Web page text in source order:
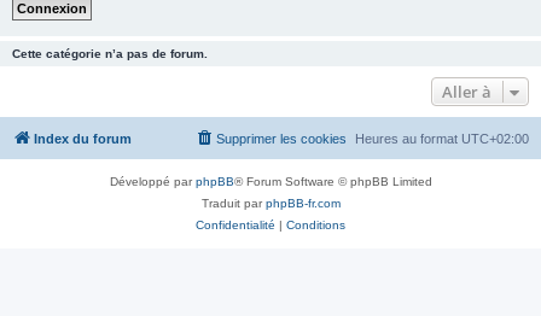
Cette catégorie n’a pas de forum.
Aller à
Index du forum Heures au format UTC+02:00
Supprimer les cookies
Développé parphpBB® Forum Software © phpBB Limited
Traduit parphpBB-fr.com
Confidentialité | Conditions